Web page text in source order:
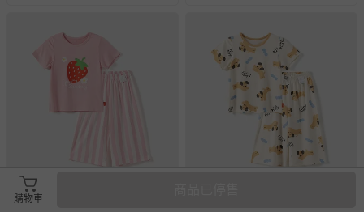
滿1件95折，滿2件88折
購物車